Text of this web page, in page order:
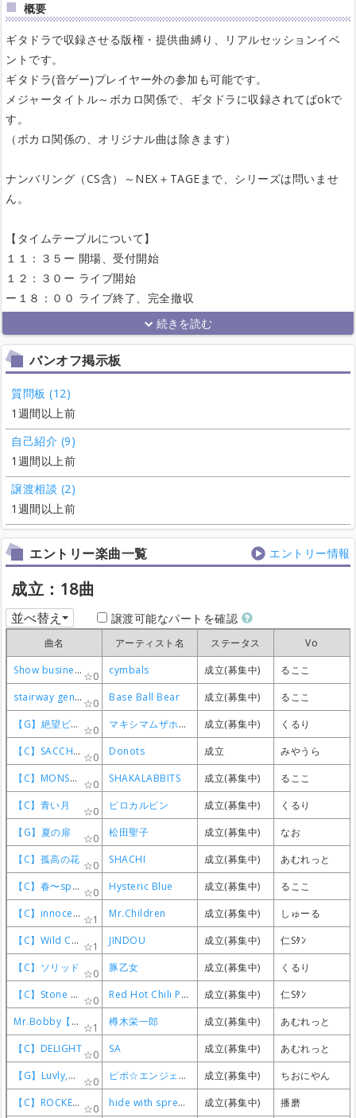
概要
ギタドラで収録させる版権・提供曲縛り、リアルセッションイベ
ントです。
ギタドラ(音ゲー)プレイヤー外の参加も可能です。
メジャータイトル～ボカロ関係で、ギタドラに収録されてばokで
す。
（ボカロ関係の、オリジナル曲は除きます）
ナンバリング（CS含）～NEX＋TAGEまで、シリーズは問いませ
ん。
【タイムテーブルについて】
１１：３５ー 開場、受付開始
１２：３０ー ライブ開始
ー１８：００ ライブ終了、完全撤収
バンオフ掲示板
質問板 (12)
1週間以上前
自己紹介 (9)
1週間以上前
譲渡相談 (2)
1週間以上前
エントリー楽曲一覧 エントリー情報
成立：18曲
並べ替え 譲渡可能なパートを確認
曲名 アーティスト名 ステータス
Vo
Show business
0 cymbals 成立(募集中)
るここ
stairway generation
0 Base Ball Bear 成立(募集中)
るここ
【G】絶望ビリー
0 マキシマムザホルモン 成立(募集中)
くるり
【C】SACCHARINE SMILE
0 Donots 成立
みやうら
【C】MONSTER TREE
0 SHAKALABBITS 成立(募集中)
るここ
【C】青い月
0 ピロカルピン 成立(募集中)
くるり
【G】夏の扉
0 松田聖子 成立(募集中)
なお
【C】孤高の花
0 SHACHI 成立(募集中)
あむれっと
【C】春〜spring〜
0 Hysteric Blue 成立(募集中)
るここ
【C】innocent world
1 Mr.Children 成立(募集中)
しゅーる
【C】Wild Challenger
1 JINDOU 成立(募集中)
仁Sﾀﾝ
【C】ソリッド
0 豚乙女 成立(募集中)
くるり
【C】Stone Cold Bush
0 Red Hot Chili Peppers 成立(募集中)
仁Sﾀﾝ
Mr.Bobby【C】
1 樽木栄一郎 成立(募集中)
あむれっと
【C】DELIGHT
0 SA 成立(募集中)
あむれっと
【G】Luvly,Merry-Go-Round
0 ピポ☆エンジェルズ 成立(募集中)
ちおにやん
【C】ROCKET DIVE
0 hide with spread beaver 成立(募集中) 播磨
曲名 アーティスト名 ステータス
Vo
Show business
0 cymbals 成立(募集中)
るここ
stairway generation
0 Base Ball Bear 成立(募集中)
るここ
【G】絶望ビリー
0 マキシマムザホルモン 成立(募集中)
くるり
【C】SACCHARINE SMILE
0 Donots 成立
みやうら
【C】MONSTER TREE
0 SHAKALABBITS 成立(募集中)
るここ
【C】青い月
0 ピロカルピン 成立(募集中)
くるり
【G】夏の扉
0 松田聖子 成立(募集中)
なお
【C】孤高の花
0 SHACHI 成立(募集中)
あむれっと
【C】春〜spring〜
0 Hysteric Blue 成立(募集中)
るここ
【C】innocent world
1 Mr.Children 成立(募集中)
しゅーる
【C】Wild Challenger
1 JINDOU 成立(募集中)
仁Sﾀﾝ
【C】ソリッド
0 豚乙女 成立(募集中)
くるり
【C】Stone Cold Bush
0 Red Hot Chili Peppers 成立(募集中)
仁Sﾀﾝ
Mr.Bobby【C】
1 樽木栄一郎 成立(募集中)
あむれっと
【C】DELIGHT
0 SA 成立(募集中)
あむれっと
【G】Luvly,Merry-Go-Round
0 ピポ☆エンジェルズ 成立(募集中)
ちおにやん
【C】ROCKET DIVE
0 hide with spread beaver 成立(募集中) 播磨
曲名 アーティスト名 ステータス
Vo
Show business
0 cymbals 成立(募集中)
るここ
stairway generation
0 Base Ball Bear 成立(募集中)
るここ
【G】絶望ビリー
0 マキシマムザホルモン 成立(募集中)
くるり
【C】SACCHARINE SMILE
0 Donots 成立
みやうら
【C】MONSTER TREE
0 SHAKALABBITS 成立(募集中)
るここ
【C】青い月
0 ピロカルピン 成立(募集中)
くるり
【G】夏の扉
0 松田聖子 成立(募集中)
なお
【C】孤高の花
0 SHACHI 成立(募集中)
あむれっと
【C】春〜spring〜
0 Hysteric Blue 成立(募集中)
るここ
【C】innocent world
1 Mr.Children 成立(募集中)
しゅーる
【C】Wild Challenger
1 JINDOU 成立(募集中)
仁Sﾀﾝ
【C】ソリッド
0 豚乙女 成立(募集中)
くるり
【C】Stone Cold Bush
0 Red Hot Chili Peppers 成立(募集中)
仁Sﾀﾝ
Mr.Bobby【C】
1 樽木栄一郎 成立(募集中)
あむれっと
【C】DELIGHT
0 SA 成立(募集中)
あむれっと
【G】Luvly,Merry-Go-Round
0 ピポ☆エンジェルズ 成立(募集中)
ちおにやん
【C】ROCKET DIVE
0 hide with spread beaver 成立(募集中) 播磨
曲名 アーティスト名 ステータス
Vo
Show business
0 cymbals 成立(募集中)
るここ
stairway generation
0 Base Ball Bear 成立(募集中)
るここ
【G】絶望ビリー
0 マキシマムザホルモン 成立(募集中)
くるり
【C】SACCHARINE SMILE
0 Donots 成立
みやうら
【C】MONSTER TREE
0 SHAKALABBITS 成立(募集中)
るここ
【C】青い月
0 ピロカルピン 成立(募集中)
くるり
【G】夏の扉
0 松田聖子 成立(募集中)
なお
【C】孤高の花
0 SHACHI 成立(募集中)
あむれっと
【C】春〜spring〜
0 Hysteric Blue 成立(募集中)
るここ
【C】innocent world
1 Mr.Children 成立(募集中)
しゅーる
【C】Wild Challenger
1 JINDOU 成立(募集中)
仁Sﾀﾝ
【C】ソリッド
0 豚乙女 成立(募集中)
くるり
【C】Stone Cold Bush
0 Red Hot Chili Peppers 成立(募集中)
仁Sﾀﾝ
Mr.Bobby【C】
1 樽木栄一郎 成立(募集中)
あむれっと
【C】DELIGHT
0 SA 成立(募集中)
あむれっと
【G】Luvly,Merry-Go-Round
0 ピポ☆エンジェルズ 成立(募集中)
ちおにやん
【C】ROCKET DIVE
0 hide with spread beaver 成立(募集中) 播磨